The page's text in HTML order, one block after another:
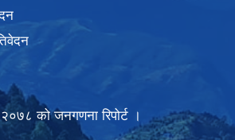
को जनगणना रिपोर्ट ।